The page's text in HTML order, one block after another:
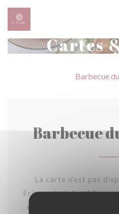
Personnalisation de vos choix en
Cartes
Barbecue
Barbecue
La carte n'est pas
Friture de Jols - 12
euros Onglet de boeuf